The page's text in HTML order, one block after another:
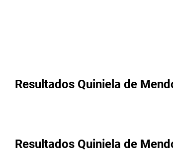
Resultados Quiniela de
Resultados Quiniela de